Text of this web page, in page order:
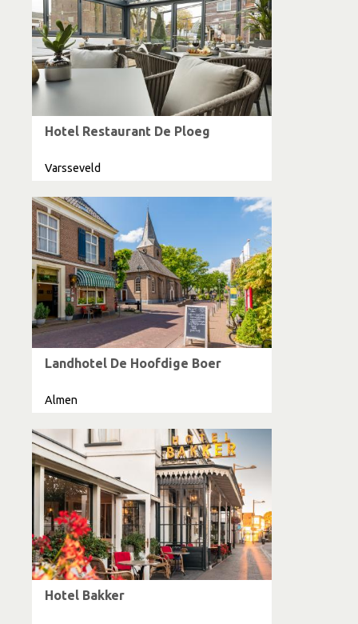
Hotel Restaurant De Ploeg
Varsseveld
Landhotel De Hoofdige Boer
Almen
Hotel Bakker